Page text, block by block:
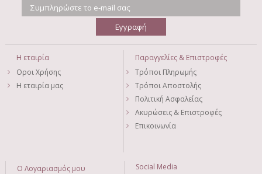
Η εταιρία
Οροι Χρήσης
Η εταιρία μας
Παραγγελίες & Επιστροφές
Τρόποι Πληρωμής
Τρόποι Αποστολής
Πολιτική Ασφαλείας
Ακυρώσεις & Επιστροφές
Επικοινωνία
Ο Λογαριασμός μου
Social Media